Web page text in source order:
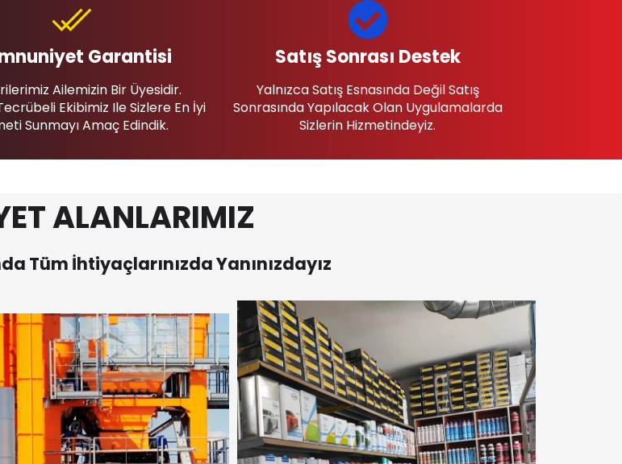
Garantisi
Ailemizin Bir Üyesidir.
Ekibimiz Ile Sizlere En İyi
Sunmayı Amaç Edindik.
Satış Sonrası Destek
Yalnızca Satış Esnasında Değil Satış
Sonrasında Yapılacak Olan Uygulamalarda
Sizlerin Hizmetindeyiz.
ALANLARIMIZ
Tüm İhtiyaçlarınızda Yanınızdayız